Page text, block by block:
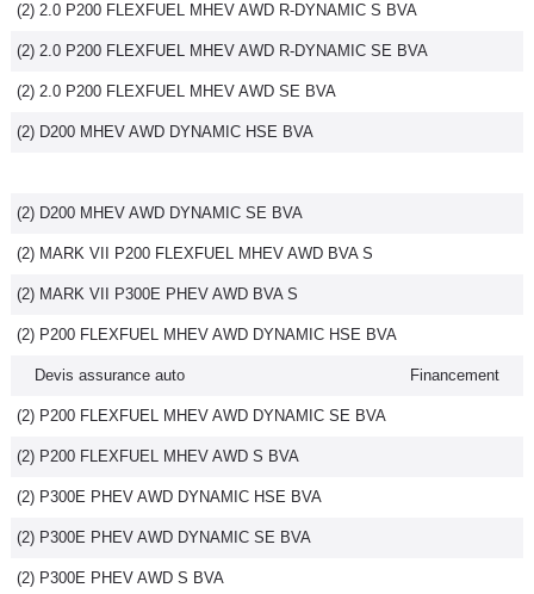
(2) 2.0 P200 FLEXFUEL MHEV AWD R-DYNAMIC S BVA
(2) 2.0 P200 FLEXFUEL MHEV AWD R-DYNAMIC SE BVA
(2) 2.0 P200 FLEXFUEL MHEV AWD SE BVA
(2) D200 MHEV AWD DYNAMIC HSE BVA
(2) D200 MHEV AWD DYNAMIC SE BVA
(2) MARK VII P200 FLEXFUEL MHEV AWD BVA S
(2) MARK VII P300E PHEV AWD BVA S
(2) P200 FLEXFUEL MHEV AWD DYNAMIC HSE BVA
Devis assurance auto Financement
(2) P200 FLEXFUEL MHEV AWD DYNAMIC SE BVA
(2) P200 FLEXFUEL MHEV AWD S BVA
(2) P300E PHEV AWD DYNAMIC HSE BVA
(2) P300E PHEV AWD DYNAMIC SE BVA
(2) P300E PHEV AWD S BVA